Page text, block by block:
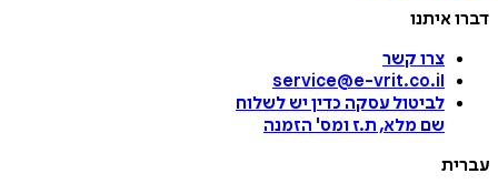
דברו איתנו
צרו קשר
service@e-vrit.co.il
לביטול עסקה כדין יש לשלוח
שם מלא, ת.ז ומס' הזמנה
עברית